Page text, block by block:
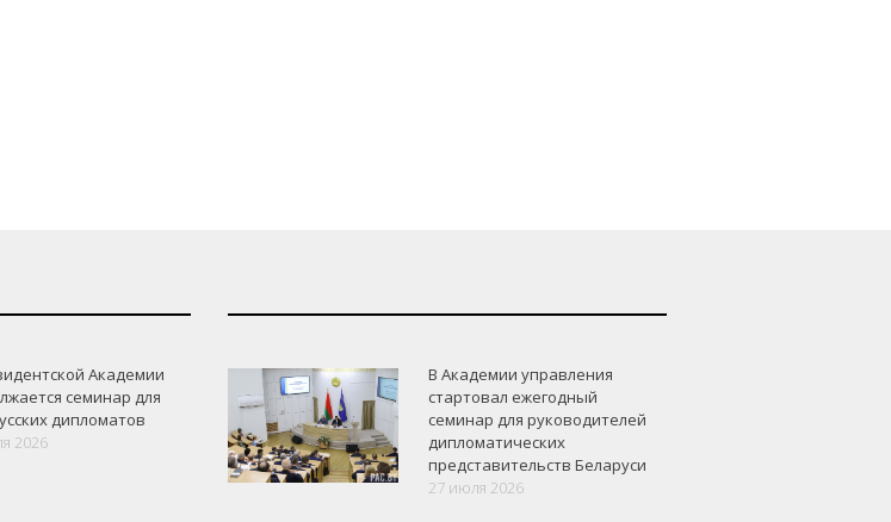
Академии
семинар для
дипломатов
2026
В Академии управления
стартовал ежегодный
семинар для руководителей
дипломатических
представительств Беларуси
27 июля 2026